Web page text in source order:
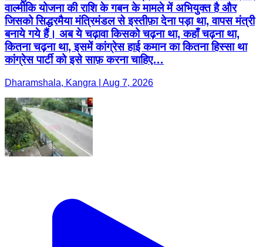
वाल्मीकि योजना की राशि के गबन के मामले में अभियुक्त है और
जिसको सिद्धरमैया मंत्रिमंडल से इस्तीफ़ा देना पड़ा था, वापस मंत्री
बनाये गये हैं। अब ये चढ़ावा किसको चढ़ना था, कहाँ चढ़ना था,
कितना चढ़ना था, इसमें कांग्रेस हाई कमान का कितना हिस्सा था
कांग्रेस पार्टी को इसे साफ़ करना चाहिए…
Dharamshala, Kangra | Aug 7, 2026